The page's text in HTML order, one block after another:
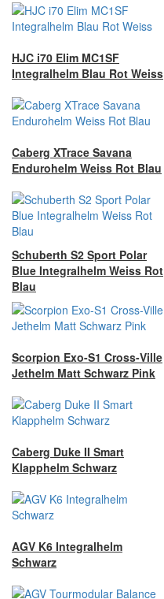
HJC i70 Elim MC1SF
Integralhelm Blau Rot Weiss
Caberg XTrace Savana
Endurohelm Weiss Rot Blau
Schuberth S2 Sport Polar
Blue Integralhelm Weiss Rot
Blau
Scorpion Exo-S1 Cross-Ville
Jethelm Matt Schwarz Pink
Caberg Duke II Smart
Klapphelm Schwarz
AGV K6 Integralhelm
Schwarz